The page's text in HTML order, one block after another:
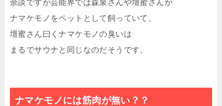
余談ですが芸能界では森泉さんや壇蜜さんが
ナマケモノをペットとして飼っていて、
壇蜜さん曰くナマケモノの臭いは
まるでサウナと同じなのだそうです。
ナマケモノには筋肉が無い？？